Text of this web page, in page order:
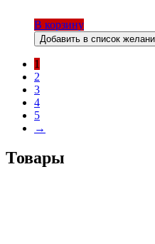
В корзину
Добавить в список
1
2
3
4
5
→
Товары